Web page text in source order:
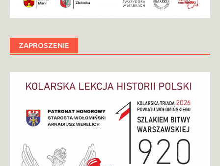
ZAPROSZENIE